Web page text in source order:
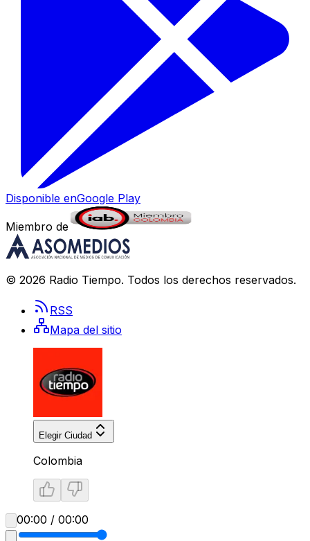
Disponible enGoogle Play
Miembro de
© 2026 Radio Tiempo. Todos los derechos reservados.
RSS
Mapa del sitio
Elegir Ciudad
Colombia
00:00 / 00:00